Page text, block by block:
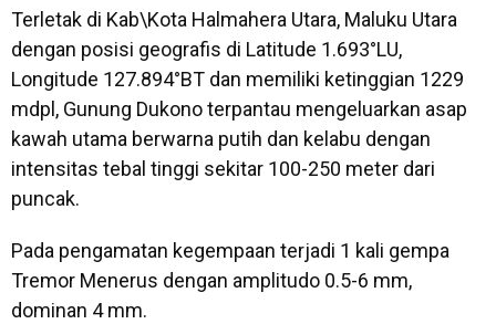
Terletak di Kab\Kota Halmahera Utara, Maluku Utara
dengan posisi geografis di Latitude 1.693°LU,
Longitude 127.894°BT dan memiliki ketinggian 1229
mdpl, Gunung Dukono terpantau mengeluarkan asap
kawah utama berwarna putih dan kelabu dengan
intensitas tebal tinggi sekitar 100-250 meter dari
puncak.
Pada pengamatan kegempaan terjadi 1 kali gempa
Tremor Menerus dengan amplitudo 0.5-6 mm,
dominan 4 mm.